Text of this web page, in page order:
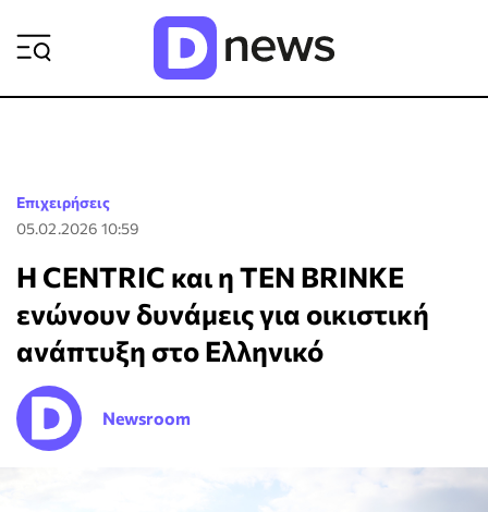
Επιχειρήσεις
05.02.2026 10:59
Η CENTRIC και η TEN BRINKE
ενώνουν δυνάμεις για οικιστική
ανάπτυξη στο Ελληνικό
Newsroom